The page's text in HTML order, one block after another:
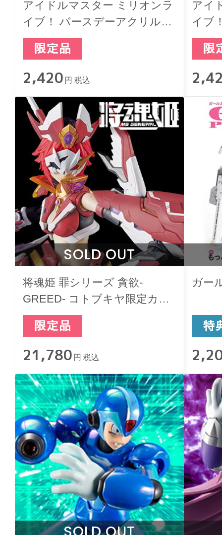
アイドルマスター ミリオンラ
イブ！ バースデーアクリルジ
オラマスタンド 篠宮可憐
2,420 円 税込
アイ
イブ
オラ
SOLD OUT
将魂姫 罪シリーズ 貪欲-
GREED- コトブキヤ限定カラ
ー
21,780 円 税込
ガー